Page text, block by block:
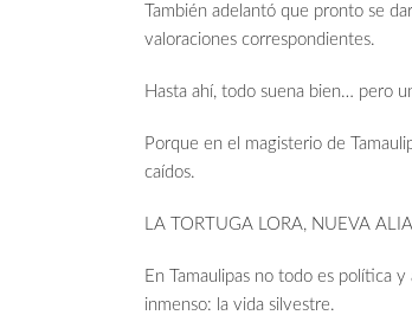
También adelantó que pronto se
valoraciones correspondientes.
Hasta ahí, todo suena bien… pero
Porque en el magisterio de
caídos.
LA TORTUGA LORA, NUEVA
En Tamaulipas no todo es política
inmenso: la vida silvestre.